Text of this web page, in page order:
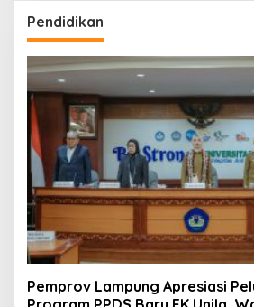
Pendidikan
Pemprov Lampung Apresiasi